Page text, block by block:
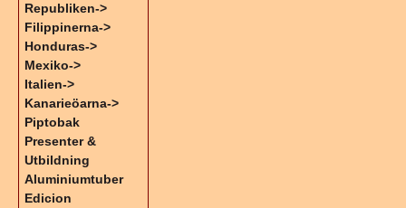
Republiken->
Filippinerna->
Honduras->
Mexiko->
Italien->
Kanarieöarna->
Piptobak
Presenter &
Utbildning
Aluminiumtuber
Edicion